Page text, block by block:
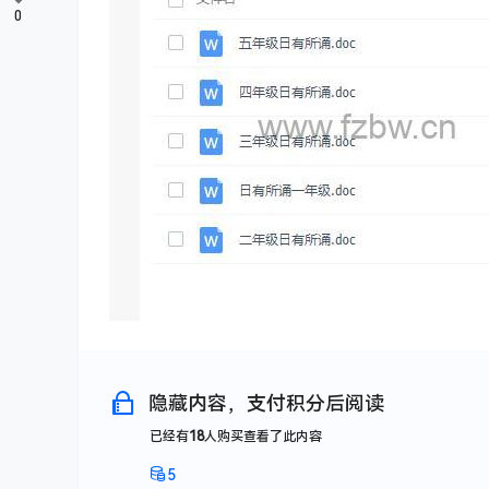
隐藏内容，支付积分后阅读
已经有18人购买查看了此内容
5
0